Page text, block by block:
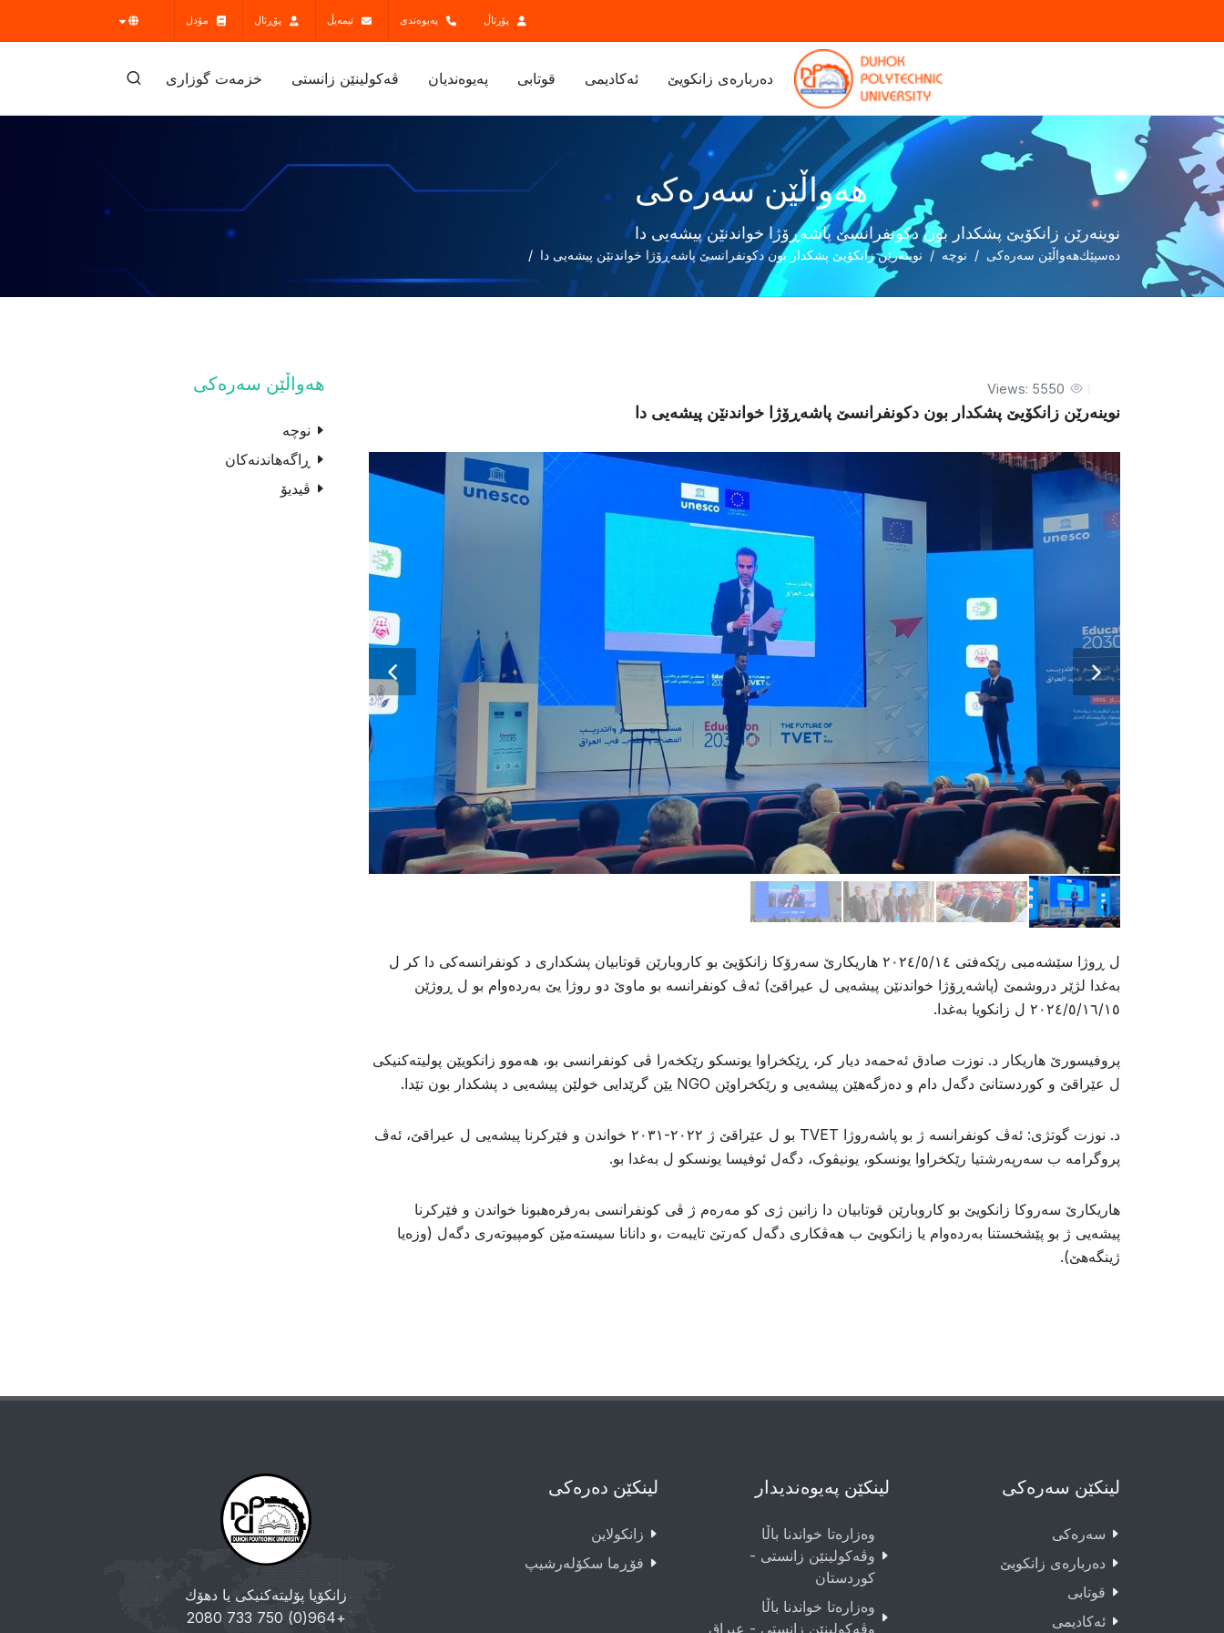
پۆرتاڵ پەیوەندی ئیمەیڵ پۆڕتال مۆدل
ده‌رباره‌ی زانكویێ ئەکادیمی قوتابی پەیوەندیان ڤه‌كولينێن زانستى خزمەت گوزارى
هەواڵێن سەرەکی
نوینەرێن زانکۆیێ پشکدار بون دکونفرانسێ پاشەڕۆژا خواندنێن پیشەیى دا
دەسپێكهەواڵێن سەرەکی نوچە نوینەرێن زانکۆیێ پشکدار بون دکونفرانسێ پاشەڕۆژا خواندنێن پیشەیى دا
Views: 5550
نوینەرێن زانکۆیێ پشکدار بون دکونفرانسێ پاشەڕۆژا خواندنێن پیشەیى دا
ل ڕوژا سێشەمبی رێکەفتى ۲۰۲٤/٥/۱٤ هاریکارێ سەرۆکا زانکۆیێ بو کاروبارێن قوتابیان پشکدارى د کونفرانسەکى دا کر ل
بەغدا لژێر دروشمێ (پاشەڕۆژا خواندنێن پیشەیى ل عیراقێ) ئەڤ کونفرانسە بو ماوێ دو روژا یێ بەردەوام بو ل ڕوژێن
۲۰۲٤/٥/۱٦/۱٥ ل زانکویا بەغدا.
پروفیسورێ هاریکار د. نوزت صادق ئەحمەد دیار کر، ڕێکخراوا یونسکو رێکخەرا ڤى کونفرانسى بو، هەموو زانکویێن پولیتەکنیکى
ل عێراقێ و کوردستانێ دگەل دام و دەزگەهێن پیشەیى و رێکخراوێن NGO یێن گرێدایى خولێن پیشەیى د پشکدار بون تێدا.
د. نوزت گوتژی: ئەڤ کونفرانسە ژ بو پاشەروژا TVET بو ل عێراقێ ژ ٢٠٢٢-٢٠٣١ خواندن و فێرکرنا پیشەیى ل عیراقێ، ئەڤ
پروگرامە ب سەرپەرشتیا رێکخراوا یونسکو، یونیڤوک، دگەل ئوفیسا یونسکو ل بەغدا بو.
هاریکارێ سەروکا زانکویێ بو کاروبارێن قوتابیان دا زانین ژی کو مەرەم ژ ڤی کونفرانسی بەرفرەهبونا خواندن و فێرکرنا
پیشەیى ژ بو پێشخستنا بەردەوام یا زانکویێ ب هەڤکارى دگەل کەرتێ تایبەت ،و دانانا سیستەمێن کومپیوتەرى دگەل (وزەیا
ژینگەهێ).
هەواڵێن سەرەکی
نوچە
ڕاگەهاندنەکان
ڤیدیۆ
لینکێن سەرەکی
سەرەکى
دەربارەى زانکویێ
قوتابى
ئەکادیمى
لینکێن پەیوەندیدار
وەزارەتا خواندنا باڵا
وڤەکولینێن زانستی -
کوردستان
وەزارەتا خواندنا باڵا
وڤەکولینێن زانستی - عيراق
لینکێن دەرەکی
زانکولاین
فۆڕما سکۆلەرشیپ
زانکۆیا پۆلیتەکنیکی یا دهۆك
+964(0) 750 733 2080